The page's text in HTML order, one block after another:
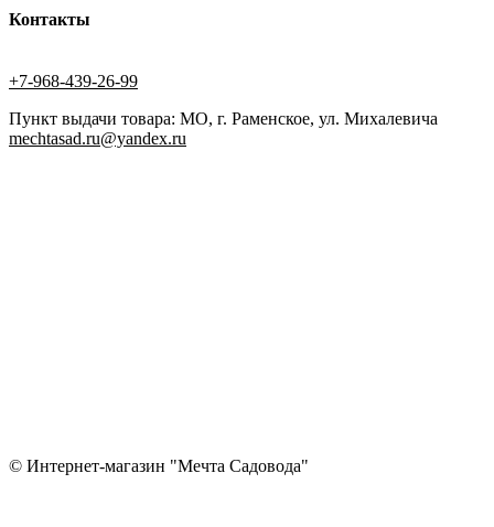
Контакты
+7-968-439-26-99
Пункт выдачи товара: МО, г. Раменское, ул. Михалевича
mechtasad.ru@yandex.ru
© Интернет-магазин "Мечта Садовода"